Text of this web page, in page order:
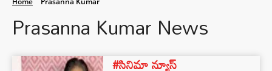
Prasanna Kumar News
#సినిమా న్యూస్